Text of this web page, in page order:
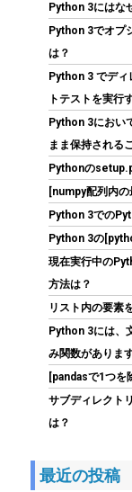
UGREEN 2.5 イ
6TB容量 USB3.0
ケース | USB A-
自動スリープ/
能を搭載/インジ
要/コンパクト/
PS4Pro/PS3対応
(
04:05 GMT +09:00 時
Samsung 990
転送速度
Python 3にはな
Python 3でオプ
は？
Python 3 でデ
トテストを実行
Python 3におい
まま保持される
Pythonの
[numpy配列内の
Python 3での
Python 3の
現在実行中の
方法は？
リスト内の要素
Python 3には、
み関数がありま
[pandasで1つを
サブディレクト
は？
最近の投稿